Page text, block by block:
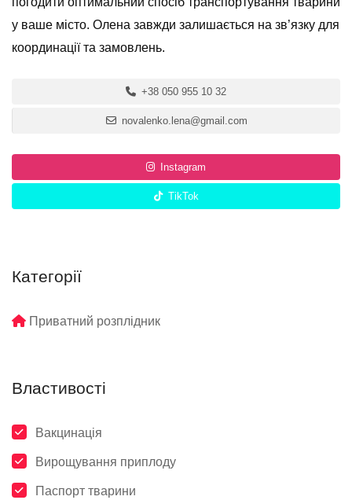
у ваше місто. Олена завжди залишається на зв’язку для
координації та замовлень.
+38 050 955 10 32
novalenko.lena@gmail.com
Instagram
TikTok
Категорії
Приватний розплідник
Властивості
Вакцинація
Вирощування приплоду
Паспорт тварини